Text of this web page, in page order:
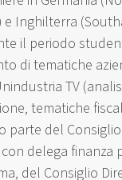
e Inghilterra
il periodo
di tematiche
TV
tematiche
parte del
delega finanza
del Consiglio